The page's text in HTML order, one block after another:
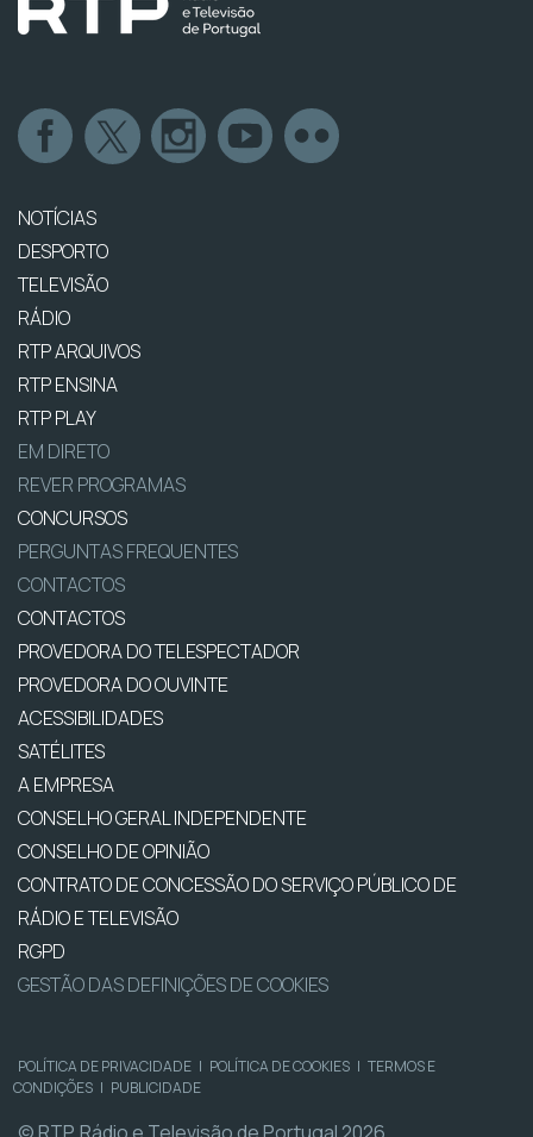
NOTÍCIAS
DESPORTO
TELEVISÃO
RÁDIO
RTP ARQUIVOS
RTP ENSINA
RTP PLAY
EM DIRETO
REVER PROGRAMAS
CONCURSOS
PERGUNTAS FREQUENTES
CONTACTOS
CONTACTOS
PROVEDORA DO TELESPECTADOR
PROVEDORA DO OUVINTE
ACESSIBILIDADES
SATÉLITES
A EMPRESA
CONSELHO GERAL INDEPENDENTE
CONSELHO DE OPINIÃO
CONTRATO DE CONCESSÃO DO SERVIÇO PÚBLICO DE
RÁDIO E TELEVISÃO
RGPD
GESTÃO DAS DEFINIÇÕES DE COOKIES
POLÍTICA DE PRIVACIDADE | POLÍTICA DE COOKIES | TERMOS E
CONDIÇÕES | PUBLICIDADE